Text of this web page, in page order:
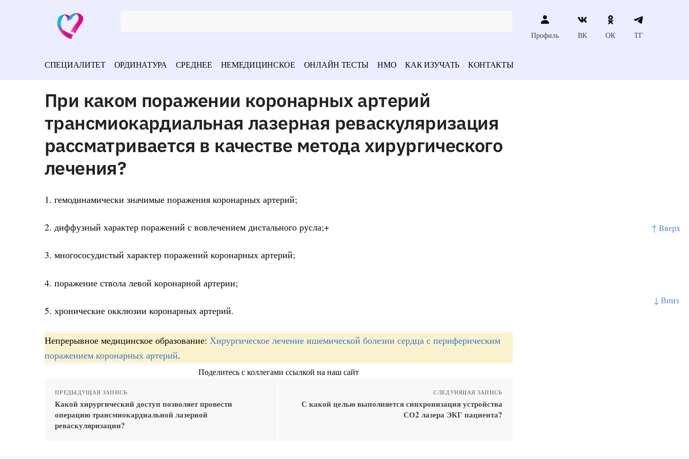
↑ Вверх
↓ Вниз
Профиль ВК ОК ТГ
СПЕЦИАЛИТЕТ ОРДИНАТУРА СРЕДНЕЕ НЕМЕДИЦИНСКОЕ ОНЛАЙН ТЕСТЫ НМО КАК ИЗУЧАТЬ КОНТАКТЫ
При каком поражении коронарных артерий
трансмиокардиальная лазерная реваскуляризация
рассматривается в качестве метода хирургического
лечения?
1. гемодинамически значимые поражения коронарных артерий;
2. диффузный характер поражений с вовлечением дистального русла;+
3. многососудистый характер поражений коронарных артерий;
4. поражение ствола левой коронарной артерии;
5. хронические окклюзии коронарных артерий.
Непрерывное медицинское образование: Хирургическое лечение ишемической болезни сердца с периферическим
поражением коронарных артерий.
Поделитесь с коллегами ссылкой на наш сайт
ПРЕДЫДУЩАЯ ЗАПИСЬ
Какой хирургический доступ позволяет провести
операцию трансмиокардиальной лазерной
реваскуляризации?
СЛЕДУЮЩАЯ ЗАПИСЬ
С какой целью выполняется синхронизация устройства
СО2 лазера ЭКГ пациента?